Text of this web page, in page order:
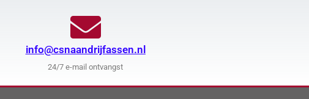
info@csnaandrijfassen.nl
24/7 e-mail ontvangst